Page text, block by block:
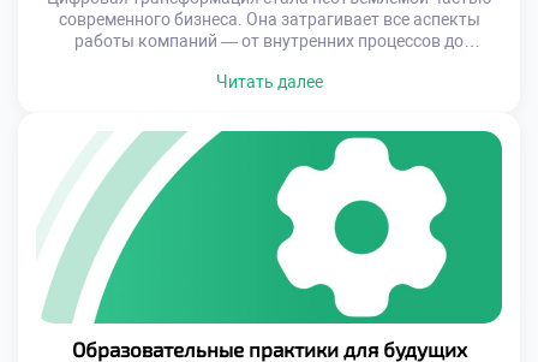
современного бизнеса. Она затрагивает все аспекты
работы компаний — от внутренних процессов до
интеграция новых технологий невозможна без
аппаратные и программные решения в единую
функциональную систему. Именно наладчики
аппаратного и программного обеспечения выступают
ключевыми фигурами в этом процессе, обеспечивая
стабильность и […]
Читать далее
Образовательные практики для будущих